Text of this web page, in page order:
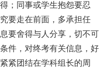
；同事或学生抱怨要忍
要走在前面，多承担任
要舍得与人分享，切不可
件，对终考有关信息，好
紧团结在学科组长的周